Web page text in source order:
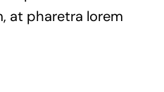
at pharetra lorem